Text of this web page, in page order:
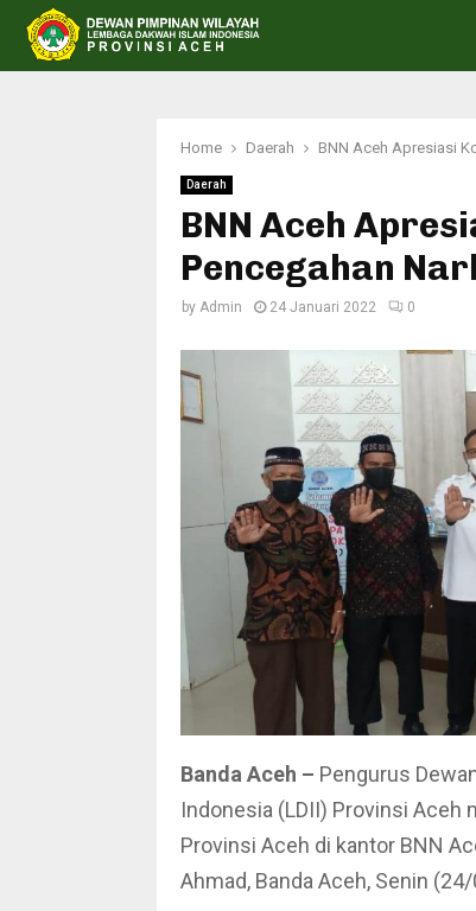
Home Daerah BNN Aceh Apresiasi
Daerah
BNN Aceh
Pencegahan
by Admin 24 Januari 2022 0
Banda Aceh – Pengurus
Indonesia (LDII) Provinsi Aceh
Provinsi Aceh di kantor BNN
Ahmad, Banda Aceh, Senin